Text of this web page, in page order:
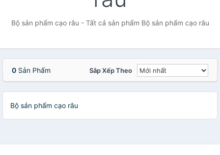
Shop
Bộ sản phẩm cạo râu - Tất cả sản phẩm Bộ sản phẩm cạo râu
0 Sản Phẩm Sắp Xếp Theo
Bộ sản phẩm cạo râu